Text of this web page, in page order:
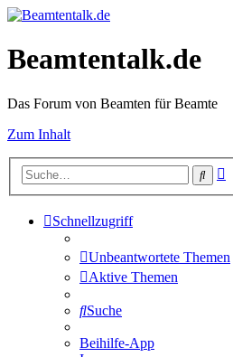
Beamtentalk.de
Das Forum von Beamten für Beamte
Zum Inhalt
Suche
Schnellzugriff
Unbeantwortete Themen
Aktive Themen
Suche
Beihilfe-App